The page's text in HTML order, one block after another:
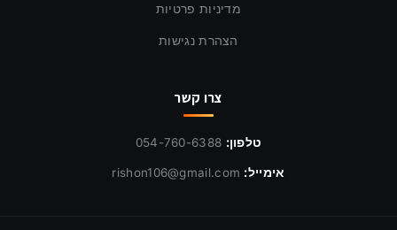
מדיניות פרטיות
הצהרת נגישות
צרו קשר
טלפון: 054-760-6388
אימייל: rishon106@gmail.com